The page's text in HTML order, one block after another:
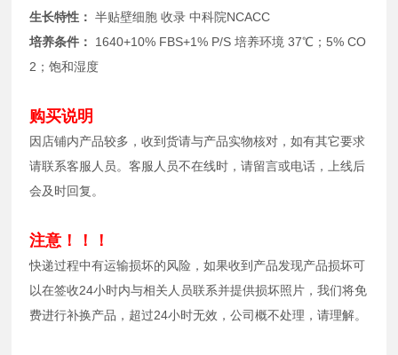
生长特性： 半贴壁细胞 收录 中科院NCACC
培养条件： 1640+10% FBS+1% P/S 培养环境 37℃；5% CO
2；饱和湿度
购买说明
因店铺内产品较多，收到货请与产品实物核对，如有其它要求
请联系客服人员。客服人员不在线时，请留言或电话，上线后
会及时回复。
注意！！！
快递过程中有运输损坏的风险，如果收到产品发现产品损坏可
以在签收24小时内与相关人员联系并提供损坏照片，我们将免
费进行补换产品，超过24小时无效，公司概不处理，请理解。